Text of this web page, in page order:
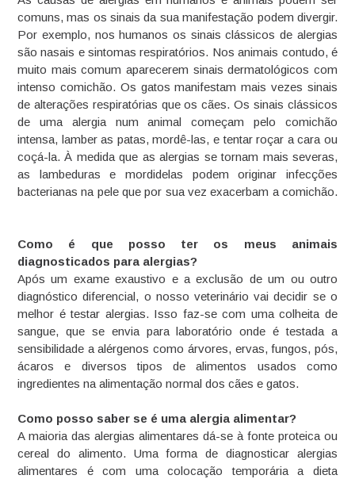
comuns, mas os sinais da sua manifestação podem divergir.
Por exemplo, nos humanos os sinais clássicos de alergias
são nasais e sintomas respiratórios. Nos animais contudo, é
muito mais comum aparecerem sinais dermatológicos com
intenso comichão. Os gatos manifestam mais vezes sinais
de alterações respiratórias que os cães. Os sinais clássicos
de uma alergia num animal começam pelo comichão
intensa, lamber as patas, mordê-las, e tentar roçar a cara ou
coçá-la. À medida que as alergias se tornam mais severas,
as lambeduras e mordidelas podem originar infecções
bacterianas na pele que por sua vez exacerbam a comichão.
Como é que posso ter os meus animais
diagnosticados para alergias?
Após um exame exaustivo e a exclusão de um ou outro
diagnóstico diferencial, o nosso veterinário vai decidir se o
melhor é testar alergias. Isso faz-se com uma colheita de
sangue, que se envia para laboratório onde é testada a
sensibilidade a alérgenos como árvores, ervas, fungos, pós,
ácaros e diversos tipos de alimentos usados como
ingredientes na alimentação normal dos cães e gatos.
Como posso saber se é uma alergia alimentar?
A maioria das alergias alimentares dá-se à fonte proteica ou
cereal do alimento. Uma forma de diagnosticar alergias
alimentares é com uma colocação temporária a dieta